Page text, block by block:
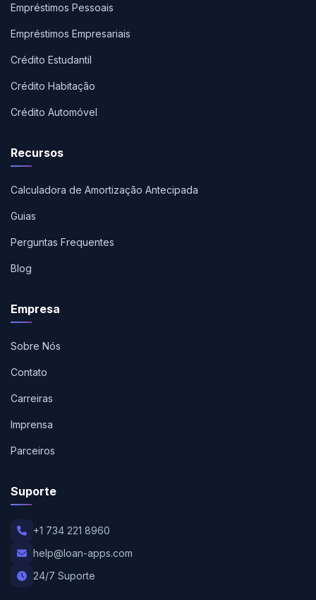
Empréstimos Pessoais
Empréstimos Empresariais
Crédito Estudantil
Crédito Habitação
Crédito Automóvel
Recursos
Calculadora de Amortização Antecipada
Guias
Perguntas Frequentes
Blog
Empresa
Sobre Nós
Contato
Carreiras
Imprensa
Parceiros
Suporte
+1 734 221 8960
help@loan-apps.com
24/7 Suporte